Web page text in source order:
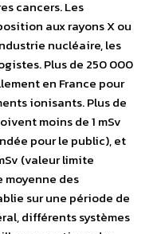
cancers. Les
aux rayons X ou
nucléaire, les
Plus de 250 000
en France pour
ionisants. Plus de
moins de 1 mSv
pour le public), et
(valeur limite
moyenne des
sur une période de
différents systèmes